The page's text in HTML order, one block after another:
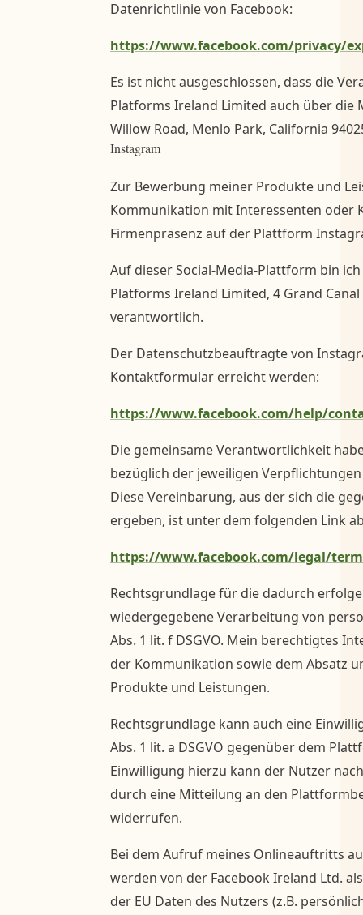
Datenrichtlinie von Facebook:
https://www.facebook.com/privacy/
Es ist nicht ausgeschlossen, dass die
Platforms Ireland Limited auch über die
Willow Road, Menlo Park, California
Instagram
Zur Bewerbung meiner Produkte und
Kommunikation mit Interessenten oder
Firmenpräsenz auf der Plattform
Auf dieser Social-Media-Plattform bin
Platforms Ireland Limited, 4 Grand
verantwortlich.
Der Datenschutzbeauftragte von
Kontaktformular erreicht werden:
https://www.facebook.com/help/
Die gemeinsame Verantwortlichkeit
bezüglich der jeweiligen
Diese Vereinbarung, aus der sich die
ergeben, ist unter dem folgenden Link
https://www.facebook.com/legal/
Rechtsgrundlage für die dadurch
wiedergegebene Verarbeitung von
Abs. 1 lit. f DSGVO. Mein berechtigtes
der Kommunikation sowie dem Absatz
Produkte und Leistungen.
Rechtsgrundlage kann auch eine
Abs. 1 lit. a DSGVO gegenüber dem
Einwilligung hierzu kann der Nutzer
durch eine Mitteilung an den
widerrufen.
Bei dem Aufruf meines Onlineauftritts
werden von der Facebook Ireland Ltd.
der EU Daten des Nutzers (z.B.